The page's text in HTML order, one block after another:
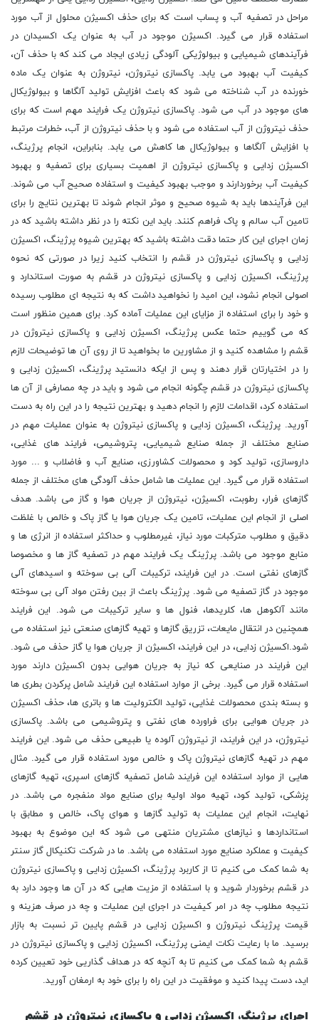
اجرای پرژینگ، اکسیژن زدایی و پاکسازی نیتروژن در قشم